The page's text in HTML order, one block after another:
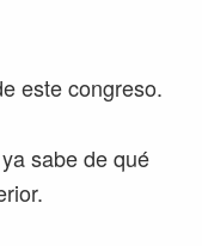
este congreso.
sabe de qué